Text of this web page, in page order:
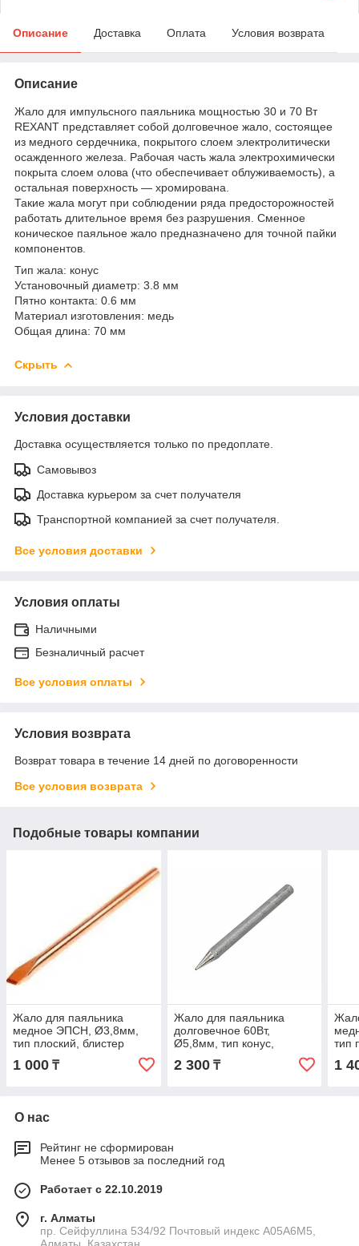
Описание Доставка Оплата Условия возврата
Описание
Жало для импульсного паяльника мощностью 30 и 70 Вт
REXANT представляет собой долговечное жало, состоящее
из медного сердечника, покрытого слоем электролитически
осажденного железа. Рабочая часть жала электрохимически
покрыта слоем олова (что обеспечивает облуживаемость), а
остальная поверхность — хромирована.
Такие жала могут при соблюдении ряда предосторожностей
работать длительное время без разрушения. Сменное
коническое паяльное жало предназначено для точной пайки
компонентов.
Тип жала: конус
Установочный диаметр: 3.8 мм
Пятно контакта: 0.6 мм
Материал изготовления: медь
Общая длина: 70 мм
Скрыть
Условия доставки
Доставка осуществляется только по предоплате.
Самовывоз
Доставка курьером за счет получателя
Транспортной компанией за счет получателя.
Все условия доставки
Условия оплаты
Наличными
Безналичный расчет
Все условия оплаты
Условия возврата
Возврат товара в течение 14 дней по договоренности
Все условия возврата
Подобные товары компании
Жало для паяльника
медное ЭПСН, Ø3,8мм,
тип плоский, блистер
REXANT
1 000 ₸
Жало для паяльника
долговечное 60Вт,
Ø5,8мм, тип конус,
блистер REXANT
2 300₸
тип
1
О нас
Рейтинг не сформирован
Менее 5 отзывов за последний год
Работает с 22.10.2019
г. Алматы
пр. Сейфуллина 534/92 Почтовый индекс A05A6M5,